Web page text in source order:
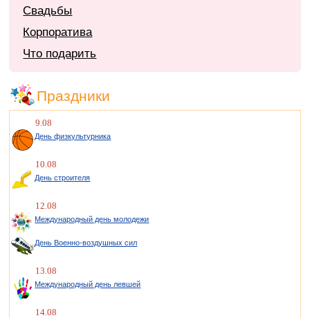
Свадьбы
Корпоратива
Что подарить
Праздники
9.08
День физкультурника
10.08
День строителя
12.08
Международный день молодежи
День Военно-воздушных сил
13.08
Международный день левшей
14.08